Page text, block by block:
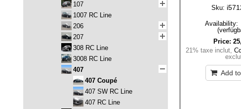
Sku:
Availability:
Price:
21% taxe inclut,
Add
107
1007 RC Line
206
207
308 RC Line
3008 RC Line
407
407 Coupé
407 SW RC Line
407 RC Line